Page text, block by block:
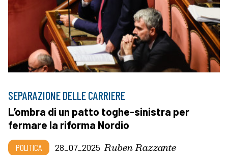
SEPARAZIONE DELLE CARRIERE
L’ombra di un patto toghe-sinistra per
fermare la riforma Nordio
POLITICA 28_07_2025 Ruben Razzante